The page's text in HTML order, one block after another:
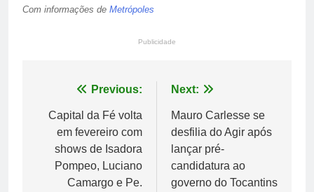
Com informações de Metrópoles
Publicidade
Navegação
de
Post
Previous:
Capital da Fé volta
em fevereiro com
shows de Isadora
Pompeo, Luciano
Camargo e Pe.
Next:
Mauro Carlesse se
desfilia do Agir após
lançar pré-
candidatura ao
governo do Tocantins